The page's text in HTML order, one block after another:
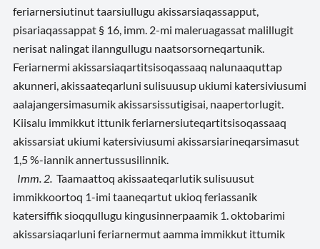
feriarnersiutinut taarsiullugu akissarsiaqassapput,
pisariaqassappat § 16, imm. 2-mi maleruagassat malillugit
nerisat nalingat ilanngullugu naatsorsorneqartunik.
Feriarnermi akissarsiaqartitsisoqassaaq nalunaaquttap
akunneri, akissaateqarluni sulisuusup ukiumi katersiviusumi
aalajangersimasumik akissarsissutigisai, naapertorlugit.
Kiisalu immikkut ittunik feriarnersiuteqartitsisoqassaaq
akissarsiat ukiumi katersiviusumi akissarsiarineqarsimasut
1,5 %-iannik annertussusilinnik.
Imm. 2. Taamaattoq akissaateqarlutik sulisuusut
immikkoortoq 1-imi taaneqartut ukioq feriassanik
katersiffik sioqqullugu kingusinnerpaamik 1. oktobarimi
akissarsiaqarluni feriarnermut aamma immikkut ittumik